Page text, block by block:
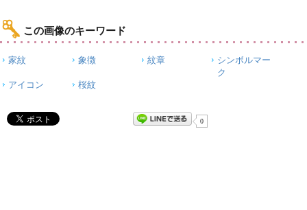
この画像のキーワード
家紋 象徴 紋章
シンボルマー
ク
アイコン
桜紋
0